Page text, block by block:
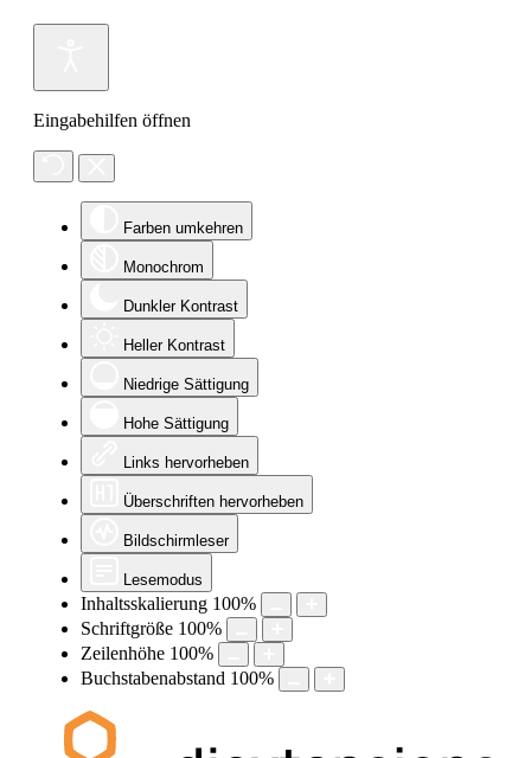
Eingabehilfen öffnen
Farben umkehren
Monochrom
Dunkler Kontrast
Heller Kontrast
Niedrige Sättigung
Hohe Sättigung
Links hervorheben
Überschriften hervorheben
Bildschirmleser
Lesemodus
Inhaltsskalierung 100%
Schriftgröße 100%
Zeilenhöhe 100%
Buchstabenabstand 100%